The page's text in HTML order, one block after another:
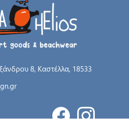
8, Καστέλλα, 18533